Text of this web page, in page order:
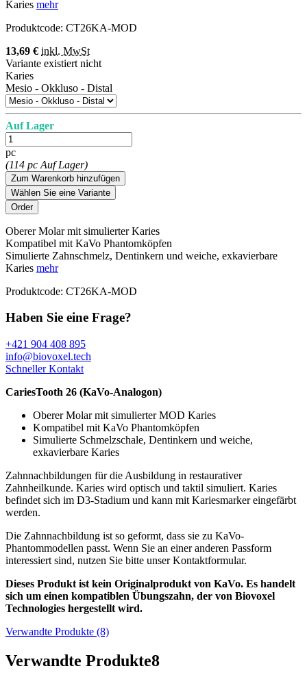
Karies mehr
Produktcode: CT26KA-MOD
13,69 € inkl. MwSt
Variante existiert nicht
Karies
Mesio - Okkluso - Distal
Auf Lager
pc
(114 pc Auf Lager)
Zum Warenkorb hinzufügen
Wählen Sie eine Variante
Oberer Molar mit simulierter Karies
Kompatibel mit KaVo Phantomköpfen
Simulierte Zahnschmelz, Dentinkern und weiche, exkavierbare
Karies mehr
Produktcode: CT26KA-MOD
Haben Sie eine Frage?
+421 904 408 895
info@biovoxel.tech
Schneller Kontakt
CariesTooth 26 (KaVo-Analogon)
Oberer Molar mit simulierter MOD Karies
Kompatibel mit KaVo Phantomköpfen
Simulierte Schmelzschale, Dentinkern und weiche,
exkavierbare Karies
Zahnnachbildungen für die Ausbildung in restaurativer
Zahnheilkunde. Karies wird optisch und taktil simuliert. Karies
befindet sich im D3-Stadium und kann mit Kariesmarker eingefärbt
werden.
Die Zahnnachbildung ist so geformt, dass sie zu KaVo-
Phantommodellen passt. Wenn Sie an einer anderen Passform
interessiert sind, nutzen Sie bitte unser Kontaktformular.
Dieses Produkt ist kein Originalprodukt von KaVo. Es handelt
sich um einen kompatiblen Übungszahn, der von Biovoxel
Technologies hergestellt wird.
Verwandte Produkte (8)
Verwandte Produkte8